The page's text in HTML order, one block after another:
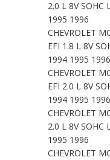
2.0 L 8V
1995 1996
CHEVROLET
EFI 1.8 L 8V
1994 1995 1996
CHEVROLET
EFI 2.0 L 8V
1994 1995 1996
CHEVROLET
2.0 L 8V
1995 1996
CHEVROLET